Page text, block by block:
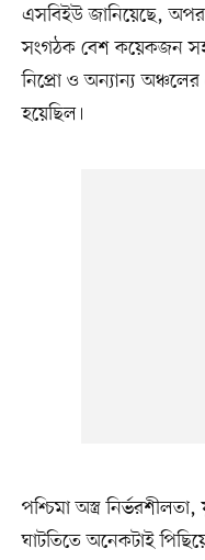
এসবিইউ জানিয়েছে,
সংগঠক বেশ কয়েকজন
নিপ্রো ও অন্যান্য
হয়েছিল।
পশ্চিমা অস্ত্র
ঘাটতিতে অনেকটাই